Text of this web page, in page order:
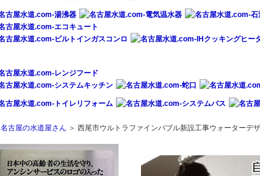
ださい
名古屋の水道屋さん ＞ 西尾市ウルトラファインバブル新設工事ウォーターデ